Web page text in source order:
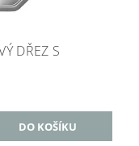
DŘEZ S